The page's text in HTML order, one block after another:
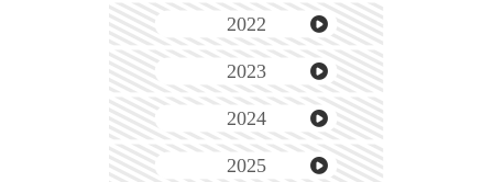
2022
2023
2024
2025